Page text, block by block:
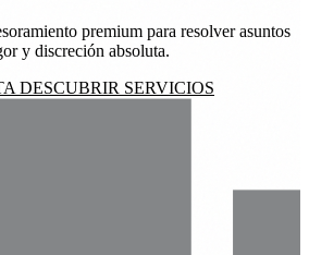
premium para resolver asuntos
y discreción absoluta.
DESCUBRIR SERVICIOS